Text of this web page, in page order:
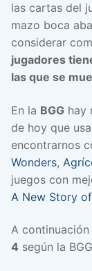
las cartas del
mazo boca
considerar
jugadores
las que se
En la BGG hay
de hoy que
encontrarnos
Wonders,
juegos con
A New Story
A
4 según la